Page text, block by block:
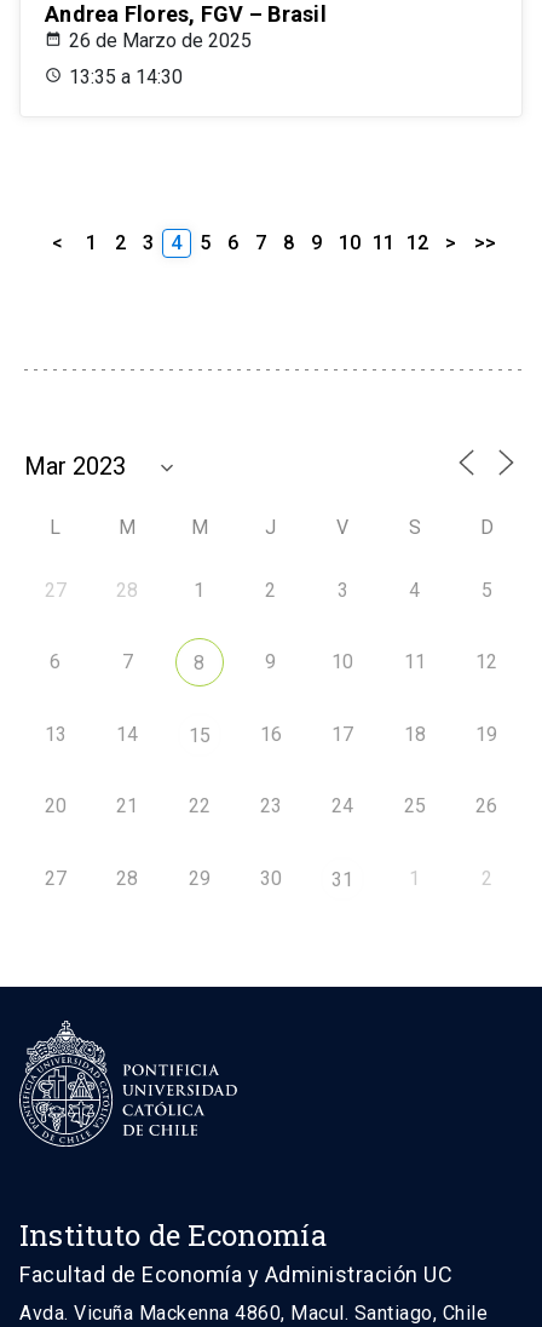
Andrea Flores, FGV – Brasil
26 de Marzo de 2025
13:35 a 14:30
< 1 2 3 4 5 6 7 8 9 10 11 12 > >>
L M M J V S D
27 28 1 2 3 4 5
6 7 8 9 10 11 12
13 14 15 16 17 18 19
20 21 22 23 24 25 26
27 28 29 30 31 1 2
Instituto de Economía
Facultad de Economía y Administración UC
Avda. Vicuña Mackenna 4860, Macul. Santiago, Chile